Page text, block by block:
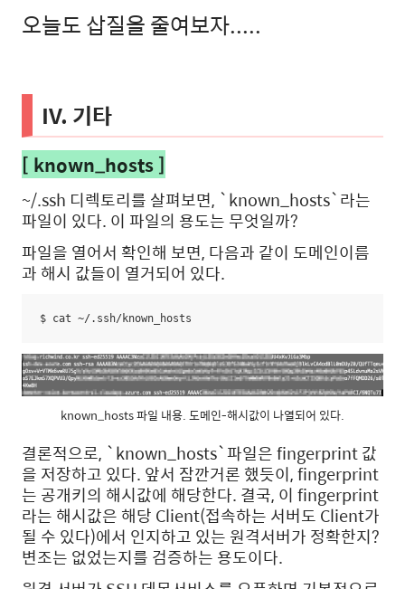
오늘도 삽질을 줄여보자.....
IV. 기타
[ known_hosts ]
~/.ssh 디렉토리를 살펴보면, `known_hosts`라는
파일이 있다. 이 파일의 용도는 무엇일까?
파일을 열어서 확인해 보면, 다음과 같이 도메인이름
과 해시 값들이 열거되어 있다.
$ cat ~/.ssh/known_hosts
known_hosts 파일 내용. 도메인-해시값이 나열되어 있다.
결론적으로, `known_hosts`파일은 fingerprint 값
을 저장하고 있다. 앞서 잠깐거론 했듯이, fingerprint
는 공개키의 해시값에 해당한다. 결국, 이 fingerprint
라는 해시값은 해당 Client(접속하는 서버도 Client가
될 수 있다)에서 인지하고 있는 원격서버가 정확한지?
변조는 없었는지를 검증하는 용도이다.